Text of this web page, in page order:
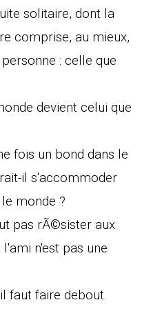
solitaire, dont la
comprise, au mieux,
: celle que
devient celui que
fois un bond dans le
il s'accommoder
monde ?
pas rÃ©sister aux
n'est pas une
faut faire debout.